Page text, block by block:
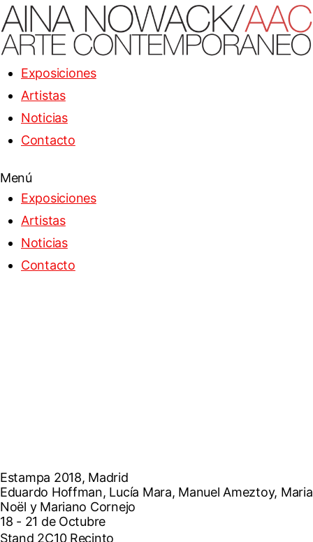
Exposiciones
Artistas
Noticias
Contacto
Menú
Exposiciones
Artistas
Noticias
Contacto
Estampa 2018, Madrid
Eduardo Hoffman, Lucía Mara, Manuel Ameztoy, Maria
Noël y Mariano Cornejo
18 - 21 de Octubre
Stand 2C10 Recinto